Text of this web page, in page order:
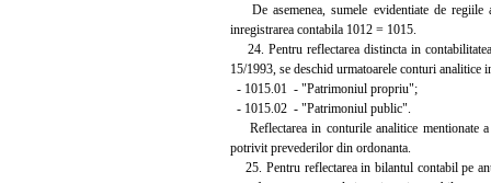
De asemenea, sumele evidentiate de
inregistrarea contabila 1012 = 1015.
24. Pentru reflectarea distincta in
15/1993, se deschid urmatoarele conturi
- 1015.01 - "Patrimoniul propriu";
- 1015.02 - "Patrimoniul public".
Reflectarea in conturile analitice mentionate
potrivit prevederilor din ordonanta.
25. Pentru reflectarea in bilantul contabil pe